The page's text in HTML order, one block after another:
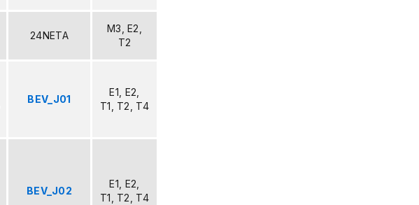
24NETA
M3, E2,
T2
BEV_J01
E1, E2,
T1, T2, T4
BEV_J02
E1, E2,
T1, T2, T4